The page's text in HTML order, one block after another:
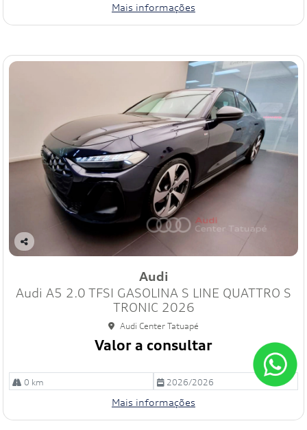
Mais informações
Co
ilh
Audi
Audi A5 2.0 TFSI GASOLINA S LINE QUATTRO S
TRONIC 2026
Audi Center Tatuapé
Valor a consultar
0 km 2026/2026
Mais informações